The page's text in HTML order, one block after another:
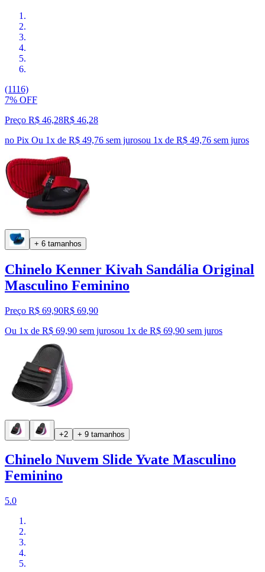
(1116)
7% OFF
Preço R$ 46,28R$ 46,28
no Pix Ou 1x de R$ 49,76 sem jurosou 1x de R$ 49,76 sem juros
+ 6 tamanhos
Chinelo Kenner Kivah Sandália Original
Masculino Feminino
Preço R$ 69,90R$ 69,90
Ou 1x de R$ 69,90 sem jurosou 1x de R$ 69,90 sem juros
+2 + 9 tamanhos
Chinelo Nuvem Slide Yvate Masculino
Feminino
5.0